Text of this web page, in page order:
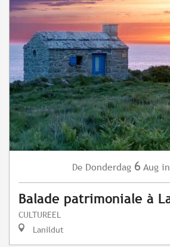
De Donderdag 6 Aug
Balade patrimoniale à
CULTUREEL
Lanildut